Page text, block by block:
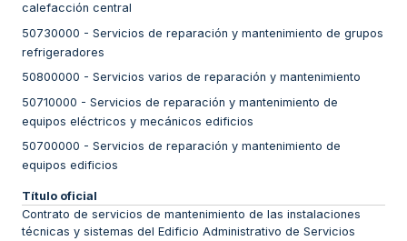
calefacción central
50730000 - Servicios de reparación y mantenimiento de grupos
refrigeradores
50800000 - Servicios varios de reparación y mantenimiento
50710000 - Servicios de reparación y mantenimiento de
equipos eléctricos y mecánicos edificios
50700000 - Servicios de reparación y mantenimiento de
equipos edificios
Título oficial
Contrato de servicios de mantenimiento de las instalaciones
técnicas y sistemas del Edificio Administrativo de Servicios